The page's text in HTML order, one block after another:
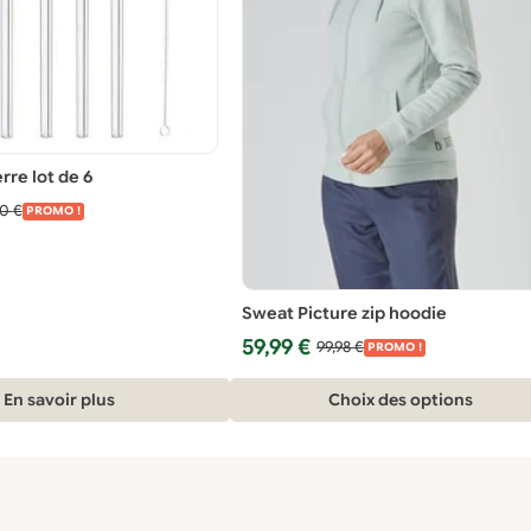
lot de 6
€ PROMO !
En savoir plus
Sweat Picture zip hoodie
99,98€
Le
était :
59,99€
Le
est :
PROMO !
Choix des options
produit